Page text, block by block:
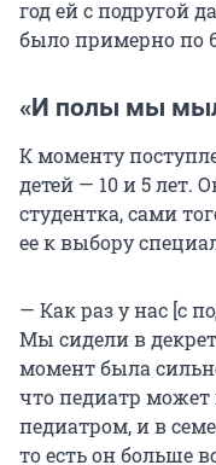
год ей с подругой
было примерно по
«И полы мы
К моменту
детей — 10 и 5 лет.
студентка, сами
ее к выбору
— Как раз у нас [с
Мы сидели в
момент была
что педиатр может
педиатром, и в
то есть он больше